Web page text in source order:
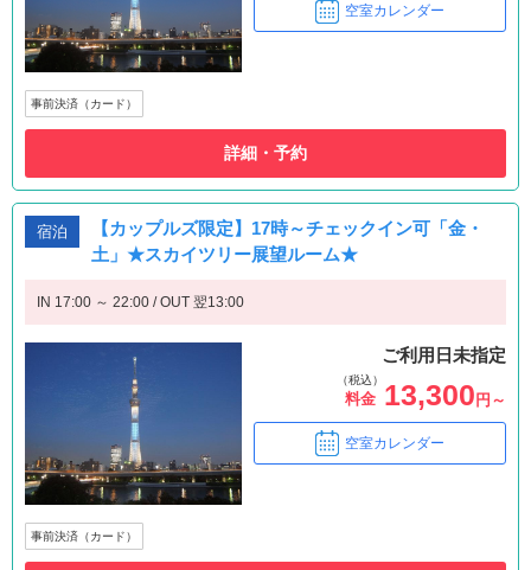
空室カレンダー
事前決済（カード）
詳細・予約
宿泊
【カップルズ限定】17時～チェックイン可「金・
土」★スカイツリー展望ルーム★
IN 17:00 ～ 22:00 / OUT 翌13:00
ご利用日未指定
（税込）
料金 13,300 円～
空室カレンダー
事前決済（カード）